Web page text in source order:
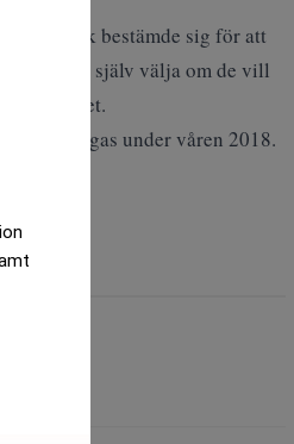
bank bestämde sig för att
att själv välja om de vill
att invigas under våren 2018.